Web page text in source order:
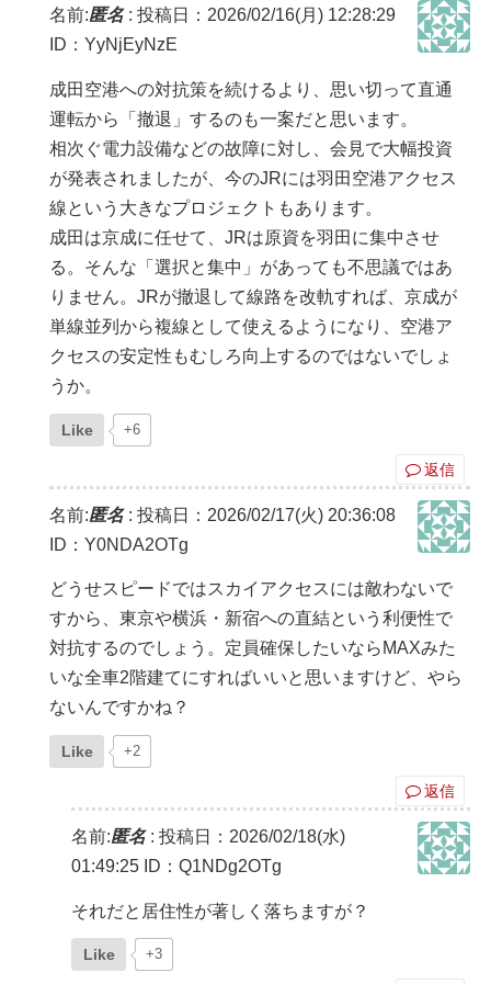
名前:匿名: 投稿日：2026/02/16(月) 12:28:29
ID：YyNjEyNzE
成田空港への対抗策を続けるより、思い切って直通
運転から「撤退」するのも一案だと思います。
相次ぐ電力設備などの故障に対し、会見で大幅投資
が発表されましたが、今のJRには羽田空港アクセス
線という大きなプロジェクトもあります。
成田は京成に任せて、JRは原資を羽田に集中させ
る。そんな「選択と集中」があっても不思議ではあ
りません。JRが撤退して線路を改軌すれば、京成が
単線並列から複線として使えるようになり、空港ア
クセスの安定性もむしろ向上するのではないでしょ
うか。
Like +6
返信
名前:匿名: 投稿日：2026/02/17(火) 20:36:08
ID：Y0NDA2OTg
どうせスピードではスカイアクセスには敵わないで
すから、東京や横浜・新宿への直結という利便性で
対抗するのでしょう。定員確保したいならMAXみた
いな全車2階建てにすればいいと思いますけど、やら
ないんですかね？
Like +2
返信
名前:匿名: 投稿日：2026/02/18(水)
01:49:25 ID：Q1NDg2OTg
それだと居住性が著しく落ちますが？
Like +3